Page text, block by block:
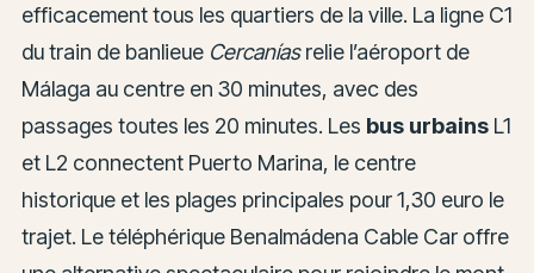
efficacement tous les quartiers de la ville. La ligne C1
du train de banlieue Cercaníasrelie l’aéroport de
Málaga au centre en 30 minutes, avec des
passages toutes les 20 minutes. Les bus urbainsL1
et L2 connectent Puerto Marina, le centre
historique et les plages principales pour 1,30 euro le
trajet. Le téléphérique Benalmádena Cable Car offre